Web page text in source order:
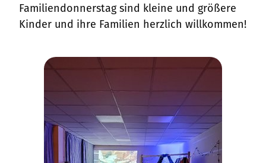
Familiendonnerstag sind kleine und größere
Kinder und ihre Familien herzlich willkommen!